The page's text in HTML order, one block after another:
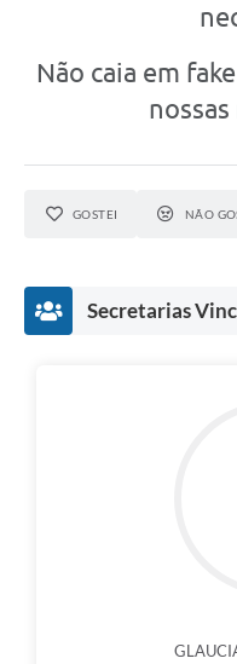
Não caia em
GOSTEI NÃO
Secretarias